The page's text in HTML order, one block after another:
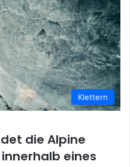
Klettern
die Alpine
eines